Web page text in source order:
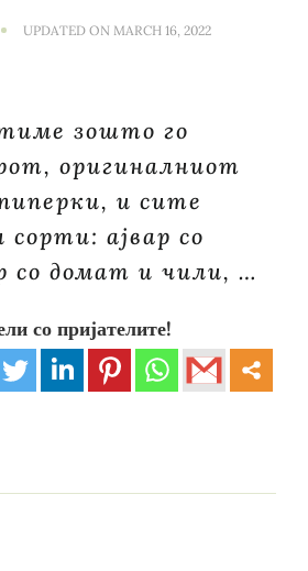
UPDATED ON MARCH 16, 2022
зошто го
оригиналниот
и сите
сорти: ајвар со
со домат и чили, …
со пријателите!